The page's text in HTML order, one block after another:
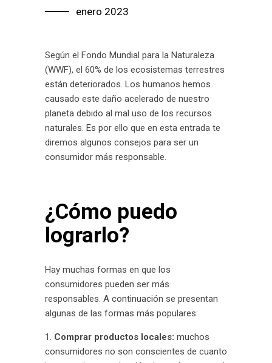
enero 2023
Según el Fondo Mundial para la Naturaleza
(WWF), el 60% de los ecosistemas terrestres
están deteriorados. Los humanos hemos
causado este daño acelerado de nuestro
planeta debido al mal uso de los recursos
naturales. Es por ello que en esta entrada te
diremos algunos consejos para ser un
consumidor más responsable.
¿Cómo puedo
lograrlo?
Hay muchas formas en que los
consumidores pueden ser más
responsables. A continuación se presentan
algunas de las formas más populares:
Comprar productos locales: muchos
consumidores no son conscientes de cuanto